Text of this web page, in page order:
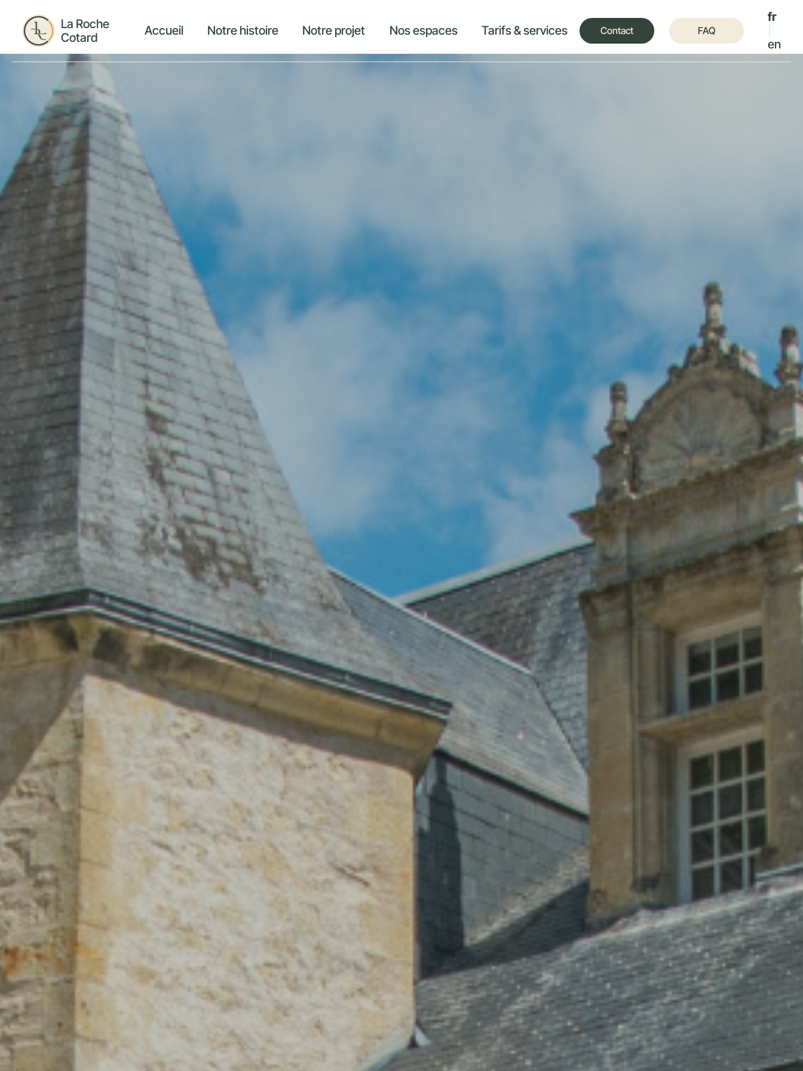
La Roche
Cotard
Accueil Notre histoire Notre projet Nos espaces Tarifs & services Contact FAQ
fr
en